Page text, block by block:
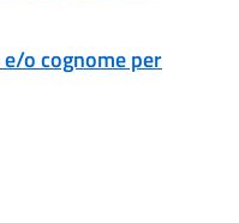
o cognome per